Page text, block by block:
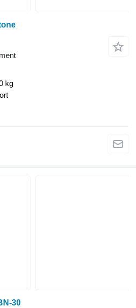
kg
30